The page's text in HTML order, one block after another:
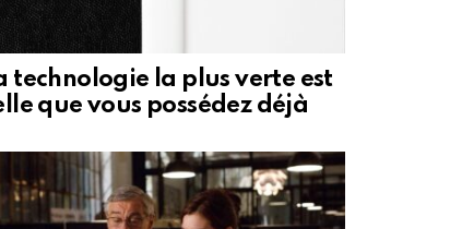
technologie la plus verte est
que vous possédez déjà